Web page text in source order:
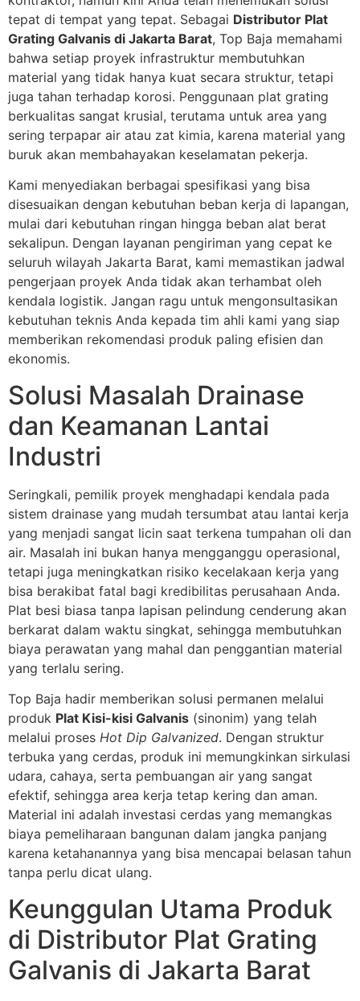
tepat di tempat yang tepat. Sebagai Distributor Plat
Grating Galvanis di Jakarta Barat, Top Baja memahami
bahwa setiap proyek infrastruktur membutuhkan
material yang tidak hanya kuat secara struktur, tetapi
juga tahan terhadap korosi. Penggunaan plat grating
berkualitas sangat krusial, terutama untuk area yang
sering terpapar air atau zat kimia, karena material yang
buruk akan membahayakan keselamatan pekerja.
Kami menyediakan berbagai spesifikasi yang bisa
disesuaikan dengan kebutuhan beban kerja di lapangan,
mulai dari kebutuhan ringan hingga beban alat berat
sekalipun. Dengan layanan pengiriman yang cepat ke
seluruh wilayah Jakarta Barat, kami memastikan jadwal
pengerjaan proyek Anda tidak akan terhambat oleh
kendala logistik. Jangan ragu untuk mengonsultasikan
kebutuhan teknis Anda kepada tim ahli kami yang siap
memberikan rekomendasi produk paling efisien dan
ekonomis.
Solusi Masalah Drainase
dan Keamanan Lantai
Industri
Seringkali, pemilik proyek menghadapi kendala pada
sistem drainase yang mudah tersumbat atau lantai kerja
yang menjadi sangat licin saat terkena tumpahan oli dan
air. Masalah ini bukan hanya mengganggu operasional,
tetapi juga meningkatkan risiko kecelakaan kerja yang
bisa berakibat fatal bagi kredibilitas perusahaan Anda.
Plat besi biasa tanpa lapisan pelindung cenderung akan
berkarat dalam waktu singkat, sehingga membutuhkan
biaya perawatan yang mahal dan penggantian material
yang terlalu sering.
Top Baja hadir memberikan solusi permanen melalui
produk Plat Kisi-kisi Galvanis (sinonim) yang telah
melalui proses Hot Dip Galvanized. Dengan struktur
terbuka yang cerdas, produk ini memungkinkan sirkulasi
udara, cahaya, serta pembuangan air yang sangat
efektif, sehingga area kerja tetap kering dan aman.
Material ini adalah investasi cerdas yang memangkas
biaya pemeliharaan bangunan dalam jangka panjang
karena ketahanannya yang bisa mencapai belasan tahun
tanpa perlu dicat ulang.
Keunggulan Utama Produk
di Distributor Plat Grating
Galvanis di Jakarta Barat